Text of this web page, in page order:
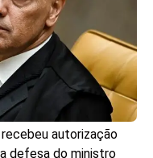
recebeu autorização
defesa do ministro